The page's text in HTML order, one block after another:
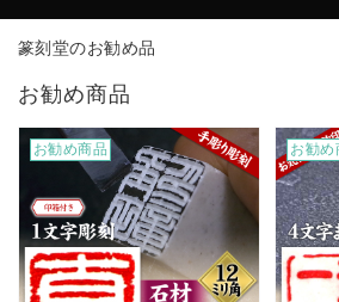
篆刻堂のお勧め品
お勧め商品
お勧め商品 お勧め